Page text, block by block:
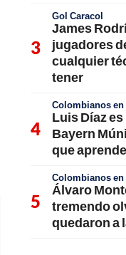
Gol Caracol
James
jugadores
cualquier
tener
Colombianos
Luis Díaz
Bayern
que
Colombianos
Álvaro
tremendo
quedaron a